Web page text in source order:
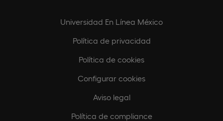
Universidad En Línea México
Política de privacidad
Política de cookies
Configurar cookies
Aviso legal
Política de compliance